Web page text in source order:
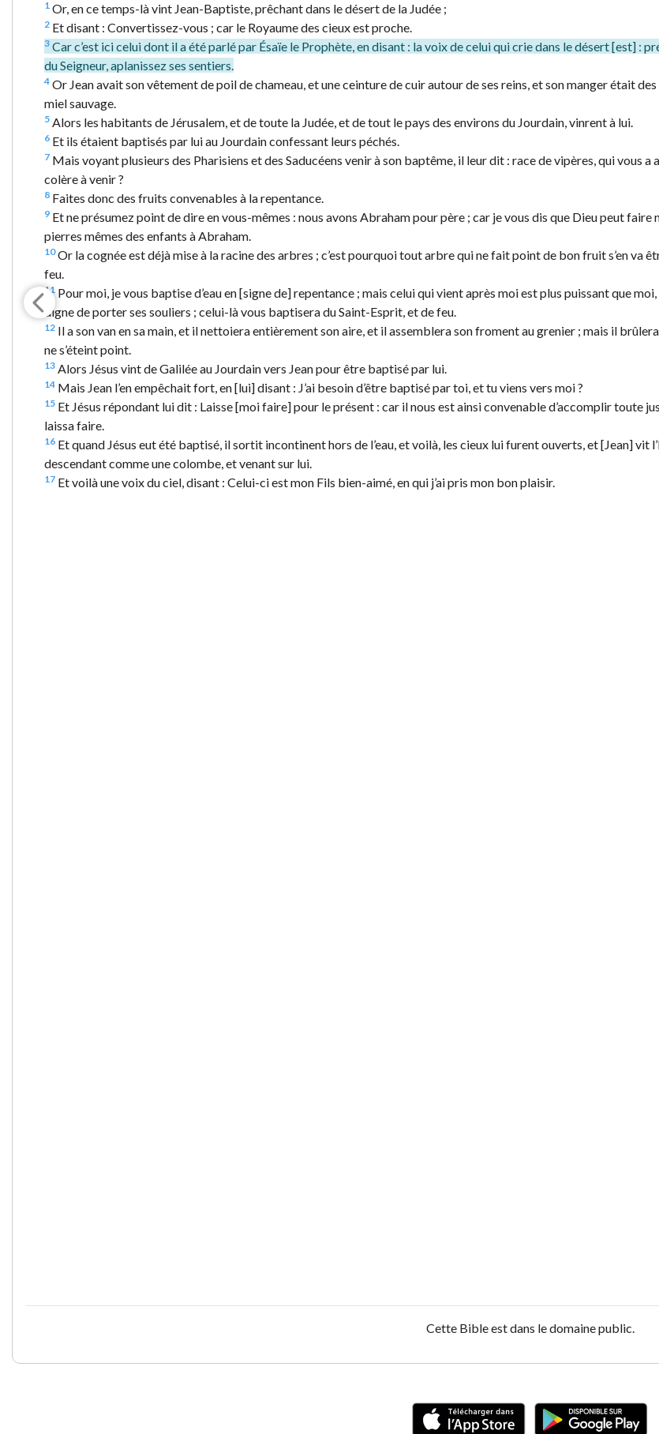
1 Or, en ce temps-là vint Jean-Baptiste, prêchant dans le désert de la Judée ;
2 Et disant : Convertissez-vous ; car le Royaume des cieux est proche.
3 Car c’est ici celui dont il a été parlé par Ésaïe le Prophète, en disant : la voix de celui qui crie dans le désert [est] :
du Seigneur, aplanissez ses sentiers.
4 Or Jean avait son vêtement de poil de chameau, et une ceinture de cuir autour de ses reins, et son manger était
miel sauvage.
5 Alors les habitants de Jérusalem, et de toute la Judée, et de tout le pays des environs du Jourdain, vinrent à lui.
6 Et ils étaient baptisés par lui au Jourdain confessant leurs péchés.
7 Mais voyant plusieurs des Pharisiens et des Saducéens venir à son baptême, il leur dit : race de vipères, qui vous a
colère à venir ?
8 Faites donc des fruits convenables à la repentance.
9 Et ne présumez point de dire en vous-mêmes : nous avons Abraham pour père ; car je vous dis que Dieu peut faire
pierres mêmes des enfants à Abraham.
10Or la cognée est déjà mise à la racine des arbres ; c’est pourquoi tout arbre qui ne fait point de bon fruit s’en va
feu.
11 Pour moi, je vous baptise d’eau en [signe de] repentance ; mais celui qui vient après moi est plus puissant que moi,
digne de porter ses souliers ; celui-là vous baptisera du Saint-Esprit, et de feu.
12 Il a son van en sa main, et il nettoiera entièrement son aire, et il assemblera son froment au grenier ; mais il
ne s’éteint point.
13 Alors Jésus vint de Galilée au Jourdain vers Jean pour être baptisé par lui.
14 Mais Jean l’en empêchait fort, en [lui] disant : J’ai besoin d’être baptisé par toi, et tu viens vers moi ?
15 Et Jésus répondant lui dit : Laisse [moi faire] pour le présent : car il nous est ainsi convenable d’accomplir toute
laissa faire.
16 Et quand Jésus eut été baptisé, il sortit incontinent hors de l’eau, et voilà, les cieux lui furent ouverts, et [Jean] vit
descendant comme une colombe, et venant sur lui.
17 Et voilà une voix du ciel, disant : Celui-ci est mon Fils bien-aimé, en qui j’ai pris mon bon plaisir.
Cette Bible est dans le domaine public.